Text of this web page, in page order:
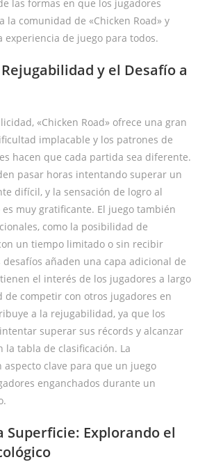
las formas en que los jugadores
la comunidad de «Chicken Road» y
experiencia de juego para todos.
y el Desafío a
«Chicken Road» ofrece una gran
implacable y los patrones de
hacen que cada partida sea diferente.
pasar horas intentando superar un
difícil, y la sensación de logro al
muy gratificante. El juego también
como la posibilidad de
un tiempo limitado o sin recibir
añaden una capa adicional de
el interés de los jugadores a largo
de competir con otros jugadores en
a la rejugabilidad, ya que los
superar sus récords y alcanzar
la tabla de clasificación. La
clave para que un juego
enganchados durante un
Superficie: Explorando el